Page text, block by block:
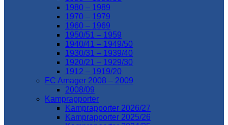
1980 – 1989
1970 – 1979
1960 – 1969
1950/51 – 1959
1940/41 – 1949/50
1930/31 – 1939/40
1920/21 – 1929/30
1912 – 1919/20
FC Amager 2008 – 2009
2008/09
Kamprapporter
Kamprapporter 2026/27
Kamprapporter 2025/26